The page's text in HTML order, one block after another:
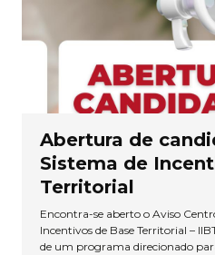
Abertura de
Sistema de
Territorial
Encontra-se aberto o Aviso
Incentivos de Base Territorial –
de um programa direcionado